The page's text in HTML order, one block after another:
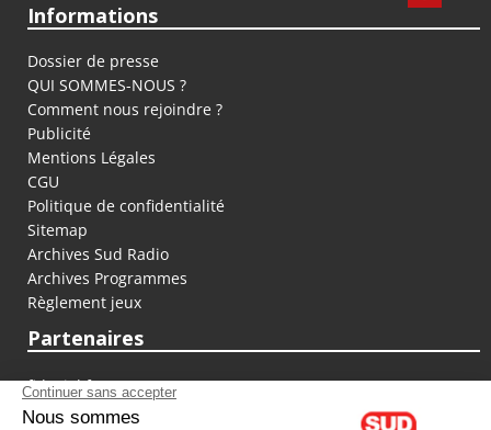
Informations
Dossier de presse
QUI SOMMES-NOUS ?
Comment nous rejoindre ?
Publicité
Mentions Légales
CGU
Politique de confidentialité
Sitemap
Archives Sud Radio
Archives Programmes
Règlement jeux
Partenaires
fiducial.fr
lyoncapitale.fr